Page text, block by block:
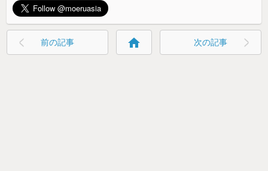
前の記事 home 次の記事